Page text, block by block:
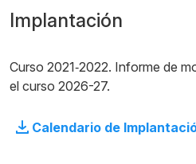
Implantación
Curso 2021‐2022. Informe de
el curso 2026-27.
Calendario de